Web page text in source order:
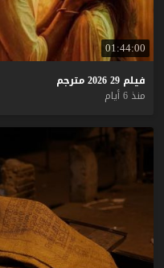
01:44:00
فيلم 29
2026 مترجم
منذ 6 أيام